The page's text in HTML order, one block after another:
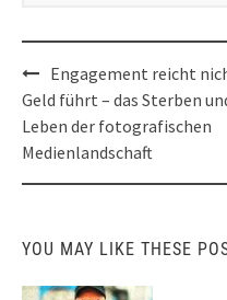
Post
navigation
Engagement reicht
Geld führt – das Sterben
Leben der fotografischen
Medienlandschaft
YOU MAY LIKE THESE